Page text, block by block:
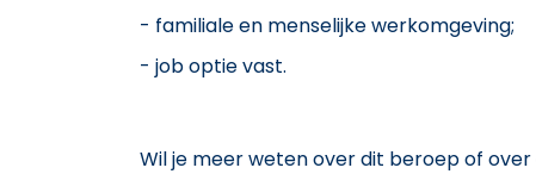
- familiale en menselijke werkomgeving;
- job optie vast.
Wil je meer weten over dit beroep of